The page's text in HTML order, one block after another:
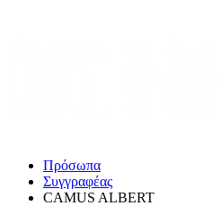
Πρόσωπα
Συγγραφέας
CAMUS ALBERT